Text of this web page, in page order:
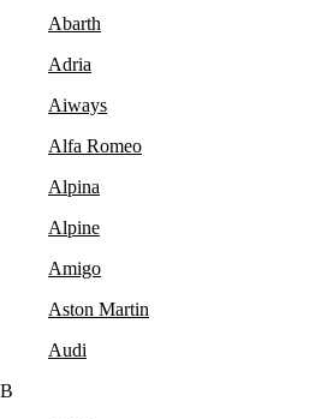
Abarth
Adria
Aiways
Alfa Romeo
Alpina
Alpine
Amigo
Aston Martin
Audi
B